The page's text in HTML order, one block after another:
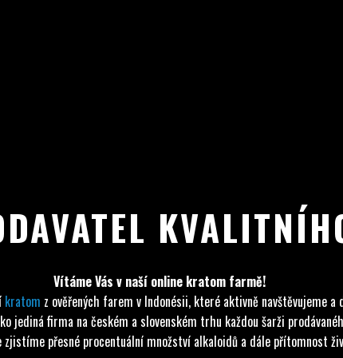
Vítáme Vás v naší online kratom farmě!
kratom z ověřených farem v Indonésii, které aktivně navštěvujeme
jediná firma na českém a slovenském trhu každou šarži
zjistíme přesné procentuální množství alkaloidů a dále přítomnost